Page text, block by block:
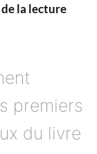
la lecture
premiers
du livre